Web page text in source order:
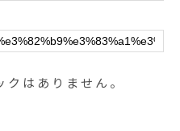
はありません。